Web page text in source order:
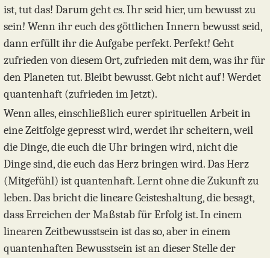
ist, tut das! Darum geht es. Ihr seid hier, um bewusst zu
sein! Wenn ihr euch des göttlichen Innern bewusst seid,
dann erfüllt ihr die Aufgabe perfekt. Perfekt! Geht
zufrieden von diesem Ort, zufrieden mit dem, was ihr für
den Planeten tut. Bleibt bewusst. Gebt nicht auf! Werdet
quantenhaft (zufrieden im Jetzt).
Wenn alles, einschließlich eurer spirituellen Arbeit in
eine Zeitfolge gepresst wird, werdet ihr scheitern, weil
die Dinge, die euch die Uhr bringen wird, nicht die
Dinge sind, die euch das Herz bringen wird. Das Herz
(Mitgefühl) ist quantenhaft. Lernt ohne die Zukunft zu
leben. Das bricht die lineare Geisteshaltung, die besagt,
dass Erreichen der Maßstab für Erfolg ist. In einem
linearen Zeitbewusstsein ist das so, aber in einem
quantenhaften Bewusstsein ist an dieser Stelle der